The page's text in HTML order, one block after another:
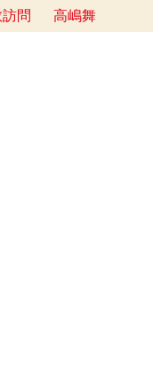
問 高嶋舞